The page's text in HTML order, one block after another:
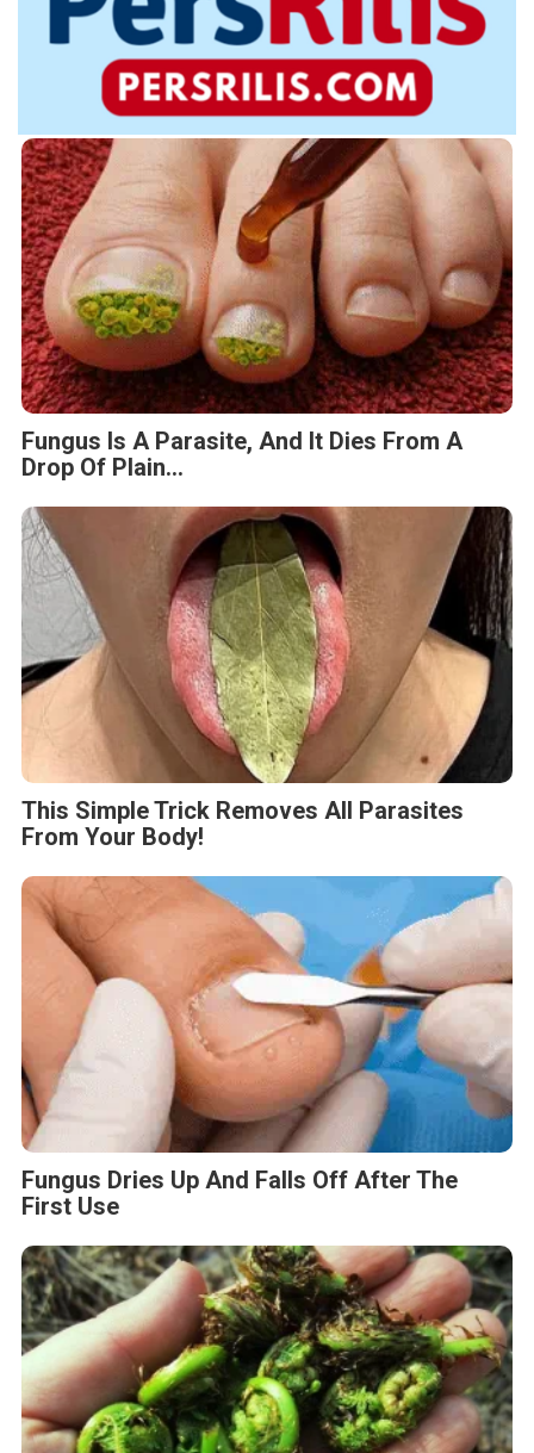
Fungus Is A Parasite, And It Dies From A
Drop Of Plain...
This Simple Trick Removes All Parasites
From Your Body!
Fungus Dries Up And Falls Off After The
First Use